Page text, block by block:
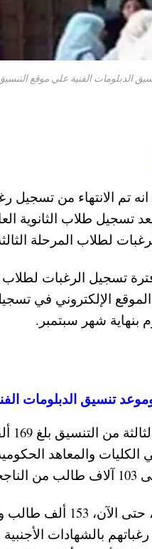
تم الانتهاء من تسجيل
طلاب الثانوية
لطلاب المرحلة الثالثة
تسجيل الرغبات لطلاب
الإلكتروني في
بنهاية شهر سبتمبر.
تنسيق الدبلومات الفنية
أن عدد طلاب الدبلومات